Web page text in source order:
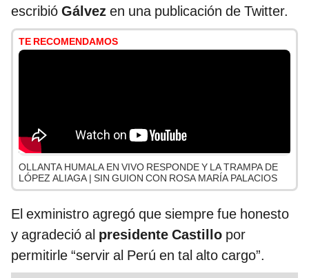
escribió Gálvez en una publicación de Twitter.
TE RECOMENDAMOS
OLLANTA HUMALA EN VIVO RESPONDE Y LA TRAMPA DE
LÓPEZ ALIAGA | SIN GUION CON ROSA MARÍA PALACIOS
El exministro agregó que siempre fue honesto
y agradeció al presidente Castillo por
permitirle “servir al Perú en tal alto cargo”.